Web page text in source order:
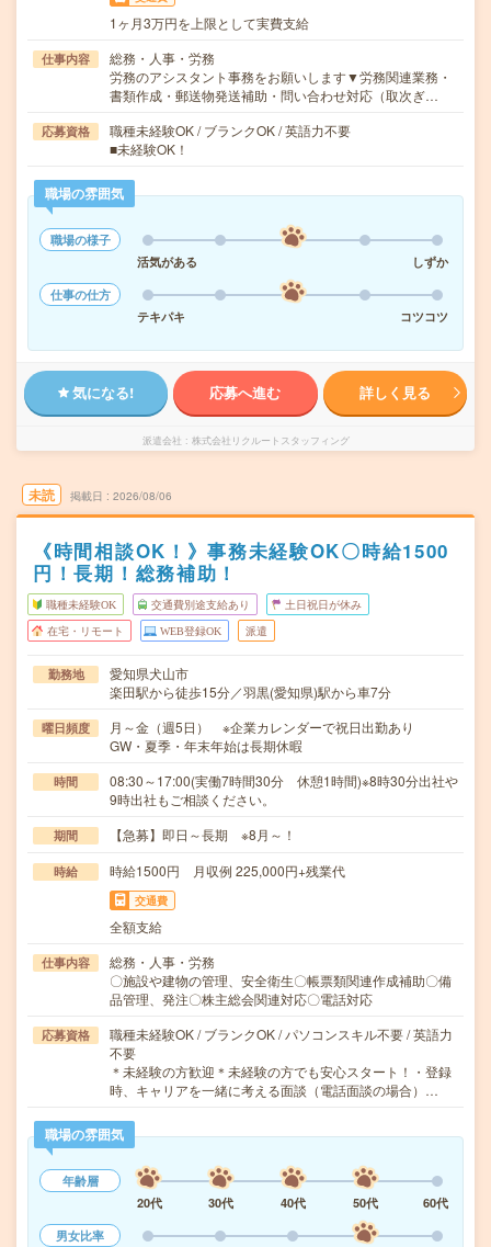
1ヶ月3万円を上限として実費支給
仕事内容
総務・人事・労務
労務のアシスタント事務をお願いします▼労務関連業務・
書類作成・郵送物発送補助・問い合わせ対応（取次ぎ…
応募資格
職種未経験OK / ブランクOK / 英語力不要
■未経験OK！
職場の雰囲気
職場の様子
活気がある
しずか
仕事の仕方
テキパキ
コツコツ
気になる! 応募へ進む 詳しく見る
派遣会社 株式会社リクルートスタッフィング
未読 掲載日 2026/08/06
《時間相談OK！》事務未経験OK〇時給1500
円！長期！総務補助！
職種未経験OK 交通費別途支給あり 土日祝日が休み
在宅・リモート WEB登録OK 派遣
勤務地
愛知県犬山市
楽田駅から徒歩15分／羽黒(愛知県)駅から車7分
曜日頻度
月～金（週5日） ※企業カレンダーで祝日出勤あり
GW・夏季・年末年始は長期休暇
時間
08:30～17:00(実働7時間30分 休憩1時間)※8時30分出社や
9時出社もご相談ください。
期間 【急募】即日～長期 ※8月～！
時給 時給1500円 月収例 225,000円+残業代
交通費
全額支給
仕事内容
総務・人事・労務
〇施設や建物の管理、安全衛生〇帳票類関連作成補助〇備
品管理、発注〇株主総会関連対応〇電話対応
応募資格
職種未経験OK / ブランクOK / パソコンスキル不要 / 英語力
不要
＊未経験の方歓迎＊未経験の方でも安心スタート！・登録
時、キャリアを一緒に考える面談（電話面談の場合）…
職場の雰囲気
年齢層
20代
30代 40代 50代
60代
男女比率